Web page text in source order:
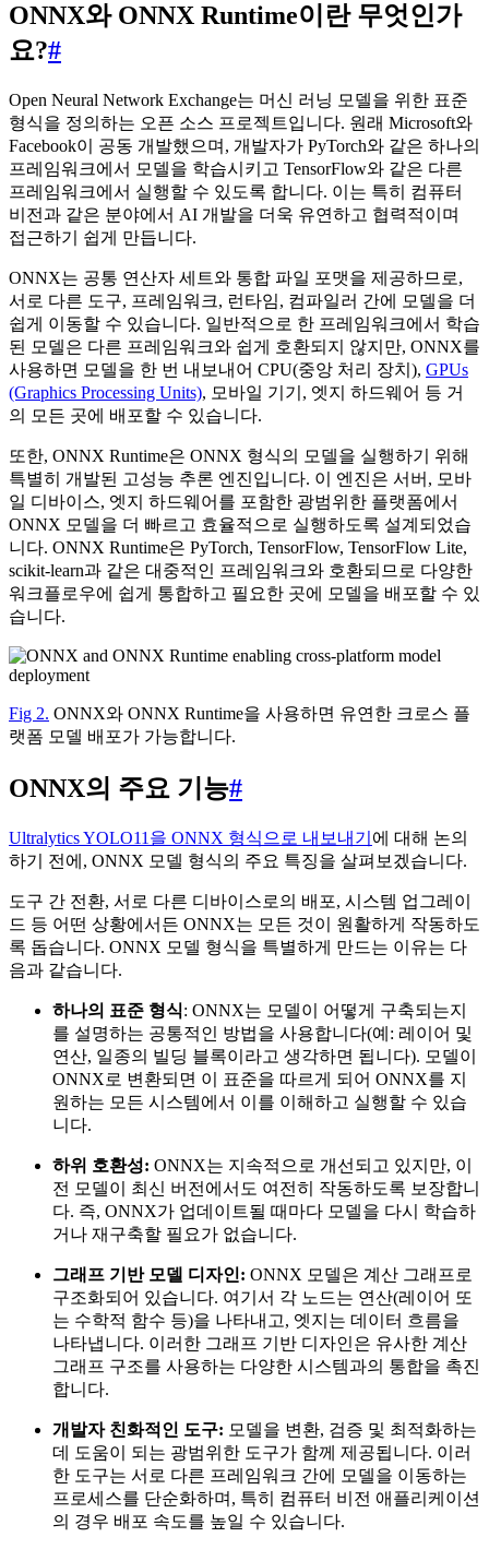
ONNX와 ONNX Runtime이란 무엇인가
요?#
Open Neural Network Exchange는 머신 러닝 모델을 위한 표준
형식을 정의하는 오픈 소스 프로젝트입니다. 원래 Microsoft와
Facebook이 공동 개발했으며, 개발자가 PyTorch와 같은 하나의
프레임워크에서 모델을 학습시키고 TensorFlow와 같은 다른
프레임워크에서 실행할 수 있도록 합니다. 이는 특히 컴퓨터
비전과 같은 분야에서 AI 개발을 더욱 유연하고 협력적이며
접근하기 쉽게 만듭니다.
ONNX는 공통 연산자 세트와 통합 파일 포맷을 제공하므로,
서로 다른 도구, 프레임워크, 런타임, 컴파일러 간에 모델을 더
쉽게 이동할 수 있습니다. 일반적으로 한 프레임워크에서 학습
된 모델은 다른 프레임워크와 쉽게 호환되지 않지만, ONNX를
사용하면 모델을 한 번 내보내어 CPU(중앙 처리 장치), GPUs
(Graphics Processing Units), 모바일 기기, 엣지 하드웨어 등 거
의 모든 곳에 배포할 수 있습니다.
또한, ONNX Runtime은 ONNX 형식의 모델을 실행하기 위해
특별히 개발된 고성능 추론 엔진입니다. 이 엔진은 서버, 모바
일 디바이스, 엣지 하드웨어를 포함한 광범위한 플랫폼에서
ONNX 모델을 더 빠르고 효율적으로 실행하도록 설계되었습
니다. ONNX Runtime은 PyTorch, TensorFlow, TensorFlow Lite,
scikit-learn과 같은 대중적인 프레임워크와 호환되므로 다양한
워크플로우에 쉽게 통합하고 필요한 곳에 모델을 배포할 수 있
습니다.
Fig 2. ONNX와 ONNX Runtime을 사용하면 유연한 크로스 플
랫폼 모델 배포가 가능합니다.
ONNX의 주요 기능#
Ultralytics YOLO11을 ONNX 형식으로 내보내기 에 대해 논의
하기 전에, ONNX 모델 형식의 주요 특징을 살펴보겠습니다.
도구 간 전환, 서로 다른 디바이스로의 배포, 시스템 업그레이
드 등 어떤 상황에서든 ONNX는 모든 것이 원활하게 작동하도
록 돕습니다. ONNX 모델 형식을 특별하게 만드는 이유는 다
음과 같습니다.
하나의 표준 형식: ONNX는 모델이 어떻게 구축되는지
를 설명하는 공통적인 방법을 사용합니다(예: 레이어 및
연산, 일종의 빌딩 블록이라고 생각하면 됩니다). 모델이
ONNX로 변환되면 이 표준을 따르게 되어 ONNX를 지
원하는 모든 시스템에서 이를 이해하고 실행할 수 있습
니다.
하위 호환성: ONNX는 지속적으로 개선되고 있지만, 이
전 모델이 최신 버전에서도 여전히 작동하도록 보장합니
다. 즉, ONNX가 업데이트될 때마다 모델을 다시 학습하
거나 재구축할 필요가 없습니다.
그래프 기반 모델 디자인: ONNX 모델은 계산 그래프로
구조화되어 있습니다. 여기서 각 노드는 연산(레이어 또
는 수학적 함수 등)을 나타내고, 엣지는 데이터 흐름을
나타냅니다. 이러한 그래프 기반 디자인은 유사한 계산
그래프 구조를 사용하는 다양한 시스템과의 통합을 촉진
합니다.
개발자 친화적인 도구: 모델을 변환, 검증 및 최적화하는
데 도움이 되는 광범위한 도구가 함께 제공됩니다. 이러
한 도구는 서로 다른 프레임워크 간에 모델을 이동하는
프로세스를 단순화하며, 특히 컴퓨터 비전 애플리케이션
의 경우 배포 속도를 높일 수 있습니다.